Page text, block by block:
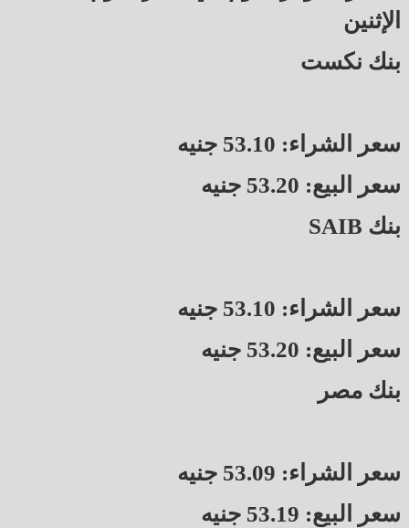
الإثنين
بنك نكست
سعر الشراء: 53.10 جنيه
سعر البيع: 53.20 جنيه
بنك SAIB
سعر الشراء: 53.10 جنيه
سعر البيع: 53.20 جنيه
بنك مصر
سعر الشراء: 53.09 جنيه
سعر البيع: 53.19 جنيه